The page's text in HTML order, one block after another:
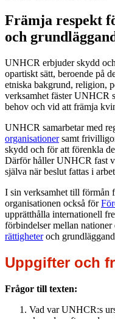
Främja respekt
och
UNHCR erbjuder skydd
opartiskt sätt, beroende på
etniska bakgrund, religion,
verksamhet fäster UNHCR
behov och vid att främja
UNHCR samarbetar med
organisationersamt
skydd och för att förenkla
Därför håller UNHCR fast
själva när beslut fattas i
I sin verksamhet till
organisationen också för
upprätthålla internationell
förbindelser mellan
rättigheteroch
Uppgifter och
Frågor till texten:
Vad var UNHCR:s